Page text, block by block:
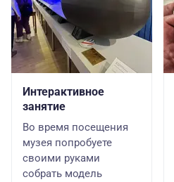
Интерактивное
занятие
Во время посещения
музея попробуете
своими руками
собрать модель